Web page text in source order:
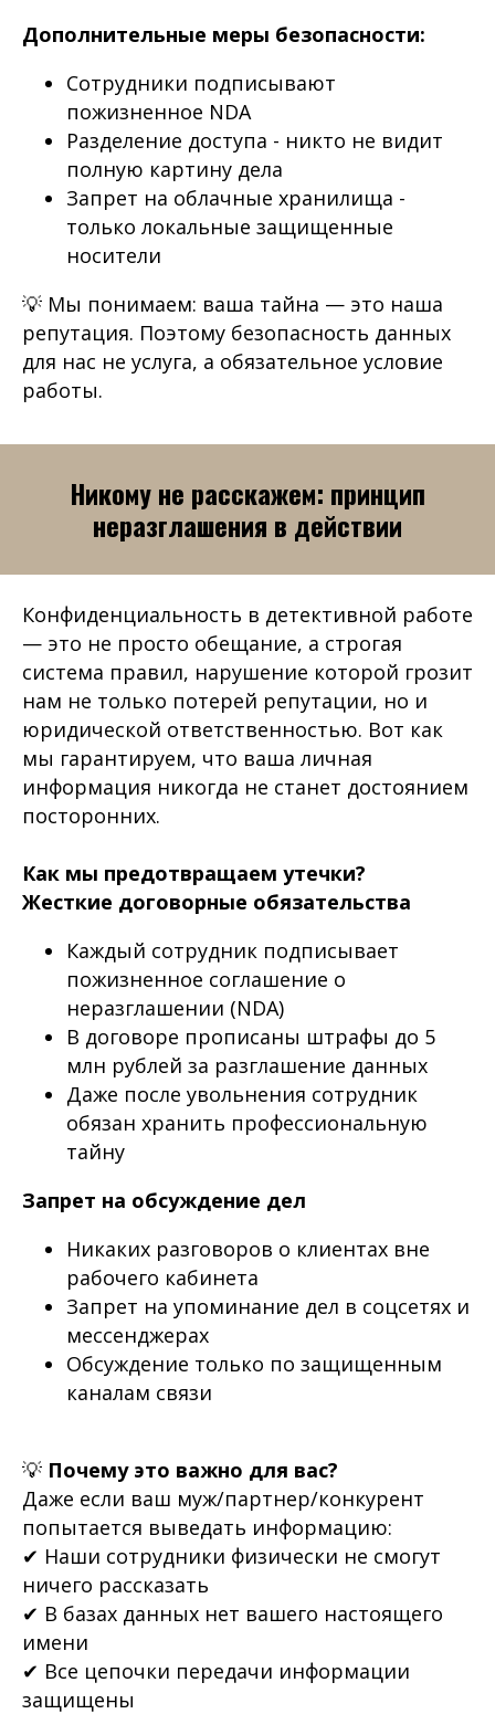
Дополнительные меры безопасности:
Сотрудники подписывают
пожизненное NDA
Разделение доступа - никто не видит
полную картину дела
Запрет на облачные хранилища -
только локальные защищенные
носители
💡 Мы понимаем: ваша тайна — это наша
репутация. Поэтому безопасность данных
для нас не услуга, а обязательное условие
работы.
Никому не расскажем: принцип
неразглашения в действии
Конфиденциальность в детективной работе
— это не просто обещание, а строгая
система правил, нарушение которой грозит
нам не только потерей репутации, но и
юридической ответственностью. Вот как
мы гарантируем, что ваша личная
информация никогда не станет достоянием
посторонних.
Как мы предотвращаем утечки?
Жесткие договорные обязательства
Каждый сотрудник подписывает
пожизненное соглашение о
неразглашении (NDA)
В договоре прописаны штрафы до 5
млн рублей за разглашение данных
Даже после увольнения сотрудник
обязан хранить профессиональную
тайну
Запрет на обсуждение дел
Никаких разговоров о клиентах вне
рабочего кабинета
Запрет на упоминание дел в соцсетях и
мессенджерах
Обсуждение только по защищенным
каналам связи
💡 Почему это важно для вас?
Даже если ваш муж/партнер/конкурент
попытается выведать информацию:
✔ Наши сотрудники физически не смогут
ничего рассказать
✔ В базах данных нет вашего настоящего
имени
✔ Все цепочки передачи информации
защищены